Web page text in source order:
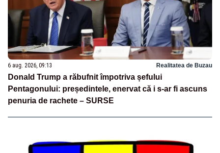
6 aug. 2026, 09:13 Realitatea de Buzau
Donald Trump a răbufnit împotriva șefului
Pentagonului: președintele, enervat că i s-ar fi ascuns
penuria de rachete – SURSE